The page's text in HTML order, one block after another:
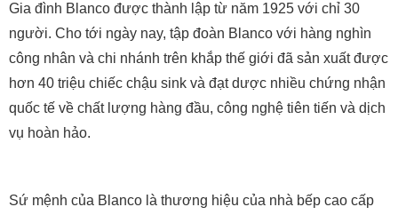
Gia đình Blanco được thành lập từ năm 1925 với chỉ 30
người. Cho tới ngày nay, tập đoàn Blanco với hàng nghìn
công nhân và chi nhánh trên khắp thế giới đã sản xuất được
hơn 40 triệu chiếc chậu sink và đạt dược nhiều chứng nhận
quốc tế về chất lượng hàng đầu, công nghệ tiên tiến và dịch
vụ hoàn hảo.
Sứ mệnh của Blanco là thương hiệu của nhà bếp cao cấp